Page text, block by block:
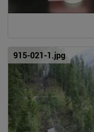
915-021-1.jpg